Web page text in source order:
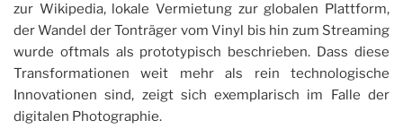
zur Wikipedia, lokale Vermietung zur globalen Plattform,
der Wandel der Tonträger vom Vinyl bis hin zum Streaming
wurde oftmals als prototypisch beschrieben. Dass diese
Transformationen weit mehr als rein technologische
Innovationen sind, zeigt sich exemplarisch im Falle der
digitalen Photographie.